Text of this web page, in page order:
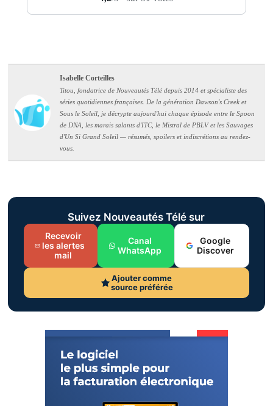
Isabelle Corteilles
Titou, fondatrice de Nouveautés Télé depuis 2014 et spécialiste des
séries quotidiennes françaises. De la génération Dawson's Creek et
Sous le Soleil, je décrypte aujourd'hui chaque épisode entre le Spoon
de DNA, les marais salants d'ITC, le Mistral de PBLV et les Sauvages
d'Un Si Grand Soleil — résumés, spoilers et indiscrétions au rendez-
vous.
Suivez Nouveautés Télé sur
Recevoir
les alertes
mail
Canal
WhatsApp
Google
Discover
Ajouter comme
source préférée